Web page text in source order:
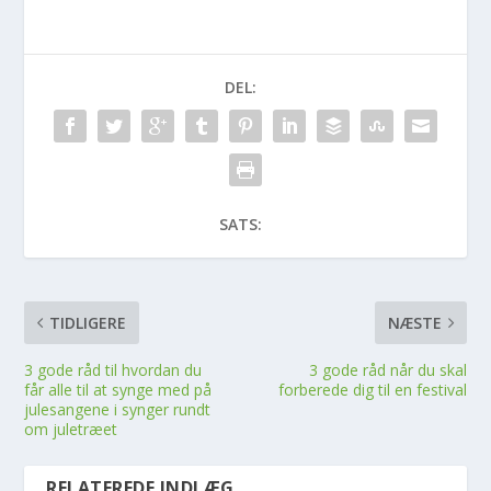
DEL:
SATS:
TIDLIGERE
3 gode råd til hvordan du
får alle til at synge med på
julesangene i synger rundt
om juletræet
NÆSTE
3 gode råd når du skal
forberede dig til en festival